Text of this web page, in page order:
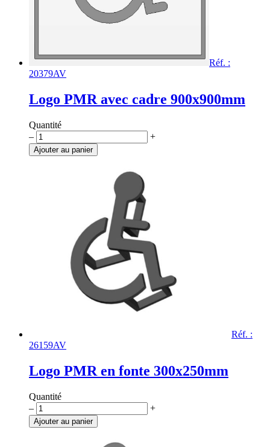
Réf. :
20379AV
Logo PMR avec cadre 900x900mm
Quantité
quantité
de
Logo
– +
Ajouter au panier
Réf. :
26159AV
Logo PMR en fonte 300x250mm
Quantité
quantité
de
Logo
– +
Ajouter au panier